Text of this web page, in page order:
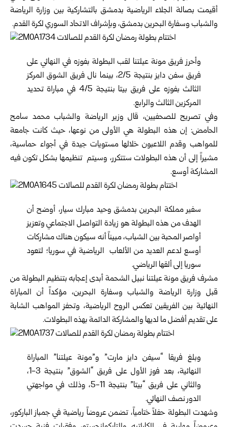
أقيمت بصالة الجلاء الرياضية بدمشق بالتشاركية بين وزارة الرياضة
والشباب وسفارة البحرين بدمشق، وبإشرافالاتحاد السوري لكرة القدم.
وأحرز فريق مونة عيلتنا لقب البطولة بفوزه في النهائي على
فريق سفن دايز بنتيجة 2/5، بينما نال فريق الشوق المركز
الثالث بفوزه على فريق بيتا بنتيجة 4/5 في مباراة تحديد
المركزين الثالث والرابع.
وفي تصريح للصحفيين، قال وزير الرياضة والشباب محمد سامح
الحامض: إن هذه البطولة هي الأولى من نوعها، حيث كانت جامعة
للمواهب وقدم اللاعبون خلالها مستويات جيدة في أجواء حماسية،
مشيراً إلى أن هذه البطولات ستتكرر، وسيتم تنظيمها بشكل تكون فيه
المشاركة أوسع.
سفير مملكة البحرين بدمشق وحيد مبارك سيار، أوضح أن
الهدف من هذه البطولة هو زيادة التواصل الاجتماعي وتعزيز
أواصر المحبة بين الشباب، مبيناً أنه سيكون هناك مشاركات
أوسع لدعم العديد من الألعاب الرياضية في سوريا؛ لتعود
سوريا إلى ألقها الرياضي.
مشرف فريق مونة عيلتنا نبيل الشحمة أبدى إعجابه بتنظيم البطولة من
قبل وزارة الرياضة والشباب وسفارة البحرين، مؤكداً أن المباراة
النهائية بين الفريقين تعكس الروح الرياضية، وتحفز المواهب الشابة
على تقديم أفضل ما لديها والمشاركة الدائمة بهذه البطولات.
وبلغ فريقا “سيفن دايز مارت” و”مونة عيلتنا” المباراة
النهائية، بعد فوز الأول على فريق “الشوق” بنتيجة 3-1،
والثاني على فريق “بيتا” بنتيجة 11-5، وذلك في مواجهتي
الدور نصف النهائي.
وشهدت البطولة حفلاً ختامياً، تضمن عروضاً رياضية في جمباز الباركور،